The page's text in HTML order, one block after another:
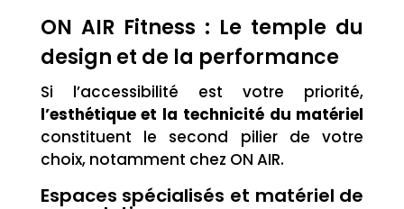
ON AIR Fitness : Le temple du
design et de la performance
Si l’accessibilité est votre priorité,
l’esthétique et la technicité du matériel
constituent le second pilier de votre
choix, notamment chez ON AIR.
Espaces spécialisés et matériel de